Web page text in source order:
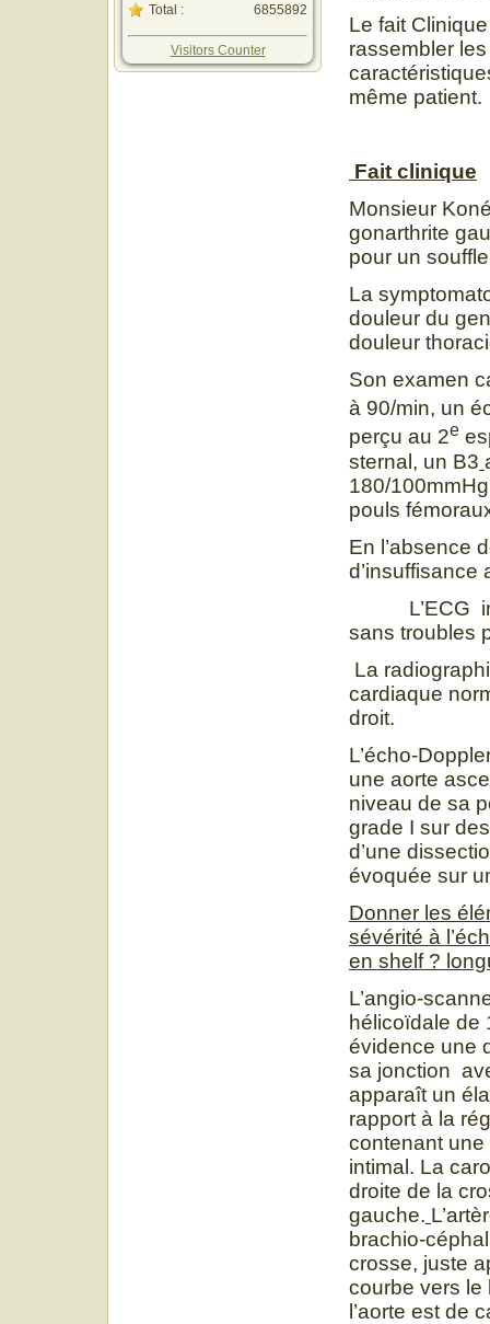
Total :
6855892
Visitors Counter
Le fait
rassembler
même patient.
Fait clinique
Monsieur
gonarthrite
pour un
La
douleur du
douleur
Son examen
à 90/min, un
perçu au 2e
sternal, un B3
180/
pouls
En l’absence
d’insuffisance
L’ECG
sans troubles
La
cardiaque
droit.
L’écho-
une aorte
niveau de sa
grade I sur
d’une
évoquée sur
Donner les
sévérité à
en shelf ?
L’angio-
hélicoïdale de
évidence une
sa jonction
apparaît un
rapport à la
contenant
intimal. La
droite de la
gauche.
brachio-
crosse, juste
courbe vers le
l’aorte est de